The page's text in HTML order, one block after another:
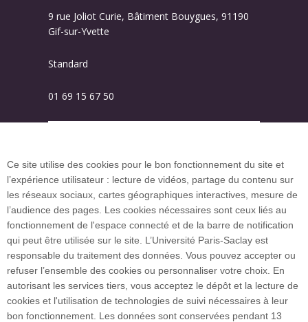
9 rue Joliot Curie, Bâtiment Bouygues, 91190
Gif-sur-Yvette
Standard
01 69 15 67 50
Plan du site
Investissement d’avenir (CGI)
Accueil des publics internationaux
Ce site utilise des cookies pour le bon fonctionnement du site et
l’expérience utilisateur : lecture de vidéos, partage du contenu sur
les réseaux sociaux, cartes géographiques interactives, mesure de
l’audience des pages. Les cookies nécessaires sont ceux liés au
fonctionnement de l'espace connecté et de la barre de notification
qui peut être utilisée sur le site. L’Université Paris-Saclay est
responsable du traitement des données. Vous pouvez accepter ou
refuser l’ensemble des cookies ou personnaliser votre choix. En
autorisant les services tiers, vous acceptez le dépôt et la lecture de
cookies et l'utilisation de technologies de suivi nécessaires à leur
bon fonctionnement. Les données sont conservées pendant 13